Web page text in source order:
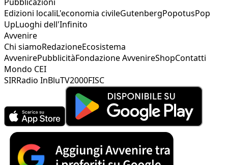
Edizioni localiL'economia civileGutenbergPopotusPop
UpLuoghi dell'Infinito
Avvenire
Chi siamoRedazioneEcosistema
AvvenirePubblicitàFondazione AvvenireShopContatti
Mondo CEI
SIRRadio InBluTV2000FISC